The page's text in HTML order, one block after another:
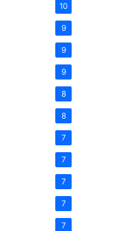
10
9
9
9
8
8
7
7
7
7
7